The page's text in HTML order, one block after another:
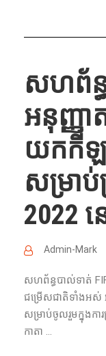
សហព័ន្
អនុញ្ញា
យក​កីឡ
សម្រាប់​
2022
Admin-Mark
សហព័ន្ធបាល់ទាត់
ជម្រើស​ជាតិទាំងអស់​
សម្រាប់​ចូល​រួម​ក្នុង​កា
កាតា​ ...